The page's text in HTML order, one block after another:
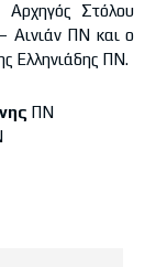
Στόλου
Αινιάν ΠΝ και ο
Ελληνιάδης ΠΝ.
ΠΝ